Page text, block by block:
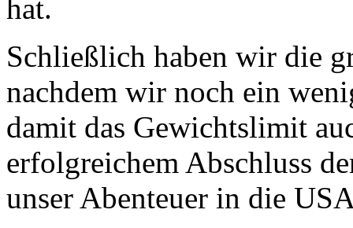
hat.
Schließlich haben wir die
nachdem wir noch ein
damit das Gewichtslimit
erfolgreichem Abschluss
unser Abenteuer in die